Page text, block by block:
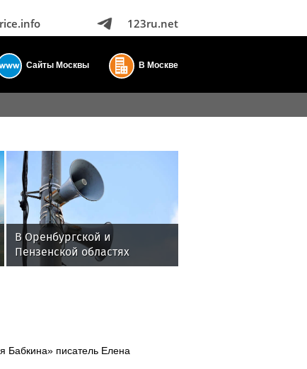
123ru.net
Сайты Москвы В Москве
В Оренбургской и
Пензенской областях
объявили ракетную
Бабкина» писатель Елена